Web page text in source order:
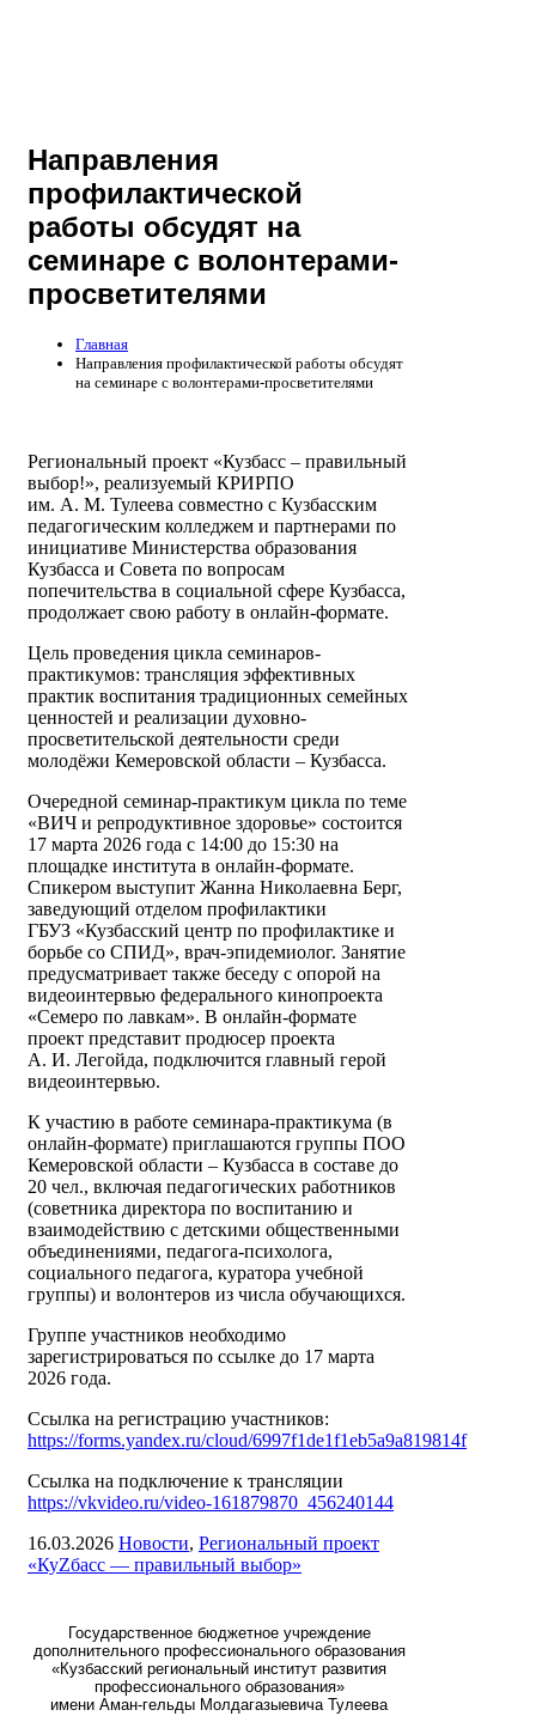
Направления
профилактической
работы обсудят на
семинаре с волонтерами-
просветителями
Главная
Направления профилактической работы обсудят
на семинаре с волонтерами-просветителями
Региональный проект «Кузбасс – правильный
выбор!», реализуемый КРИРПО
им. А. М. Тулеева совместно с Кузбасским
педагогическим колледжем и партнерами по
инициативе Министерства образования
Кузбасса и Совета по вопросам
попечительства в социальной сфере Кузбасса,
продолжает свою работу в онлайн-формате.
Цель проведения цикла семинаров-
практикумов: трансляция эффективных
практик воспитания традиционных семейных
ценностей и реализации духовно-
просветительской деятельности среди
молодёжи Кемеровской области – Кузбасса.
Очередной семинар-практикум цикла по теме
«ВИЧ и репродуктивное здоровье» состоится
17 марта 2026 года с 14:00 до 15:30 на
площадке института в онлайн-формате.
Спикером выступит Жанна Николаевна Берг,
заведующий отделом профилактики
ГБУЗ «Кузбасский центр по профилактике и
борьбе со СПИД», врач-эпидемиолог. Занятие
предусматривает также беседу с опорой на
видеоинтервью федерального кинопроекта
«Семеро по лавкам». В онлайн-формате
проект представит продюсер проекта
А. И. Легойда, подключится главный герой
видеоинтервью.
К участию в работе семинара-практикума (в
онлайн-формате) приглашаются группы ПОО
Кемеровской области – Кузбасса в составе до
20 чел., включая педагогических работников
(советника директора по воспитанию и
взаимодействию с детскими общественными
объединениями, педагога-психолога,
социального педагога, куратора учебной
группы) и волонтеров из числа обучающихся.
Группе участников необходимо
зарегистрироваться по ссылке до 17 марта
2026 года.
Ссылка на регистрацию участников:
https://forms.yandex.ru/cloud/6997f1de1f1eb5a9a819814f
Ссылка на подключение к трансляции
https://vkvideo.ru/video-161879870_456240144
16.03.2026 Новости, Региональный проект
«КуZбасс — правильный выбор»
Государственное бюджетное учреждение
дополнительного профессионального образования
«Кузбасский региональный институт развития
профессионального образования»
имени Аман-гельды Молдагазыевича Тулеева